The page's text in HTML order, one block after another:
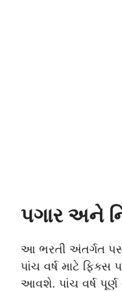
પગાર અને
આ ભરતી અંતર્ગત
પાંચ વર્ષ માટે ફિક્સ
આવશે. પાંચ વર્ષ પૂર્ણ